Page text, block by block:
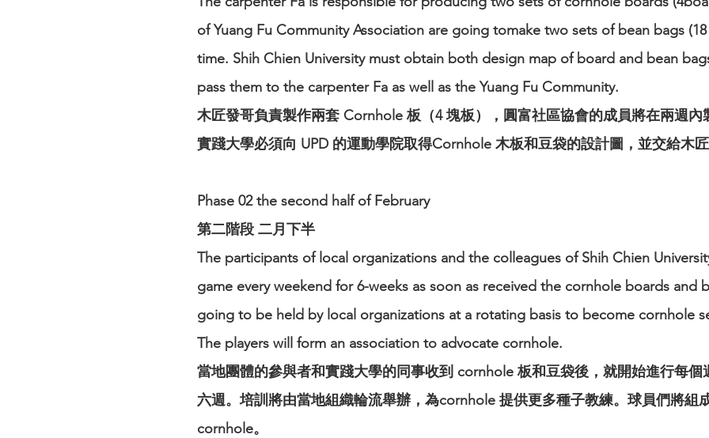
of Yuang Fu Community Association are going tomake two sets of bean bags
time. Shih Chien University must obtain both design map of board and bean
pass them to the carpenter Fa as well as the Yuang Fu Community.
木匠發哥負責製作兩套 Cornhole 板（4 塊板），圓富社區協會的成員將在兩週內
實踐大學必須向 UPD 的運動學院取得Cornhole 木板和豆袋的設計圖，並交給木
Phase 02 the second half of February
第二階段 二月下半
The participants of local organizations and the colleagues of Shih Chien
game every weekend for 6-weeks as soon as received the cornhole boards and
going to be held by local organizations at a rotating basis to become cornhole
The players will form an association to advocate cornhole.
當地團體的參與者和實踐大學的同事收到 cornhole 板和豆袋後，就開始進行每個
六週。培訓將由當地組織輪流舉辦，為cornhole 提供更多種子教練。球員們將組
cornhole。